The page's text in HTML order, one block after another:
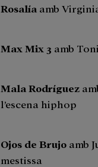
Rosalía amb
Max Mix 3 amb
Mala Rodríguez
l’escena hiphop
Ojos de Brujo amb
mestissa